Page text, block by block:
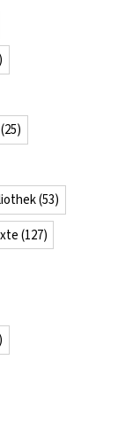
(25)
(53)
(127)